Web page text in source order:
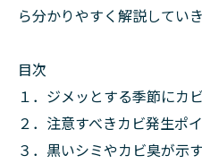
ら分かりやすく解説していき
目次
１．ジメッとする季節にカ
２．注意すべきカビ発生ポ
３．黒いシミやカビ臭が示